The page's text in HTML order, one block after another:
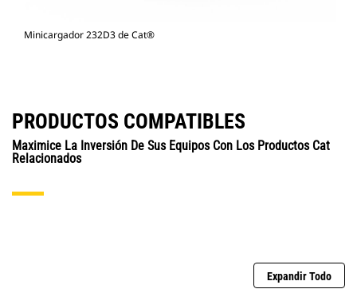
Minicargador 232D3 de Cat®
PRODUCTOS COMPATIBLES
Maximice La Inversión De Sus Equipos Con Los Productos Cat
Relacionados
Expandir Todo